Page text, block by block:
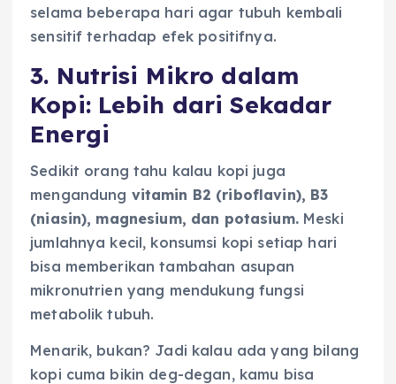
selama beberapa hari agar tubuh kembali
sensitif terhadap efek positifnya.
3. Nutrisi Mikro dalam
Kopi: Lebih dari Sekadar
Energi
Sedikit orang tahu kalau kopi juga
mengandung vitamin B2 (riboflavin), B3
(niasin), magnesium, dan potasium.Meski
jumlahnya kecil, konsumsi kopi setiap hari
bisa memberikan tambahan asupan
mikronutrien yang mendukung fungsi
metabolik tubuh.
Menarik, bukan? Jadi kalau ada yang bilang
kopi cuma bikin deg-degan, kamu bisa